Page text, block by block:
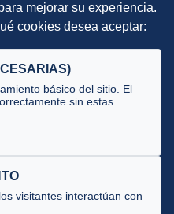
mejorar su experiencia.
cookies desea aceptar:
básico del sitio. El
sin estas
visitantes interactúan con